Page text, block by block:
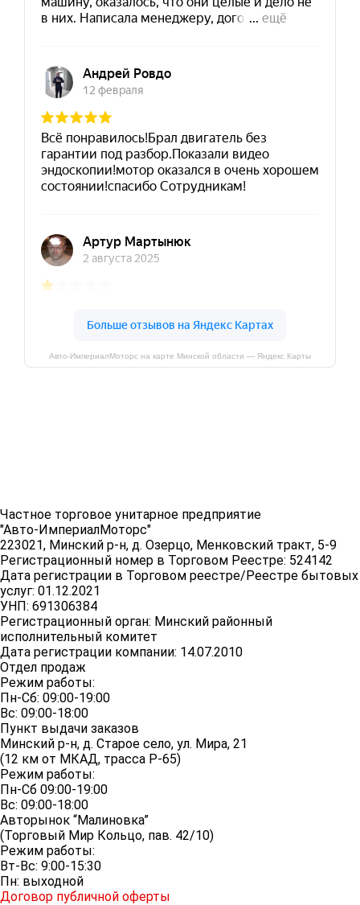
Авто-ИмпериалМоторс на карте Минской области — Яндекс Карты
Частное торговое унитарное предприятие
"Авто-ИмпериалМоторс"
223021, Минский р-н, д. Озерцо, Менковский тракт, 5-9
Регистрационный номер в Торговом Реестре: 524142
Дата регистрации в Торговом реестре/Реестре бытовых
услуг: 01.12.2021
УНП: 691306384
Регистрационный орган: Минский районный
исполнительный комитет
Дата регистрации компании: 14.07.2010
Отдел продаж
Режим работы:
Пн-Сб: 09:00-19:00
Вс: 09:00-18:00
Пункт выдачи заказов
Минский р-н, д. Старое село, ул. Мира, 21
(12 км от МКАД, трасса P-65)
Режим работы:
Пн-Сб 09:00-19:00
Вс: 09:00-18:00
Авторынок “Малиновка”
(Торговый Мир Кольцо, пав. 42/10)
Режим работы:
Вт-Вс: 9:00-15:30
Пн: выходной
Договор публичной оферты